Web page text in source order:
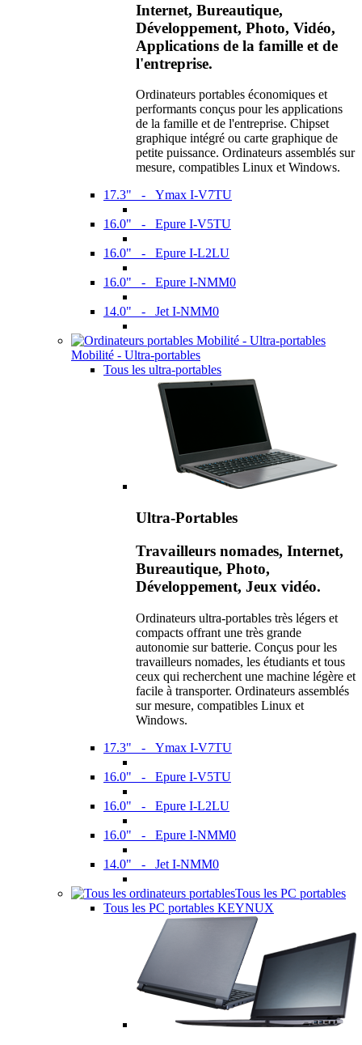
Internet, Bureautique,
Développement, Photo, Vidéo,
Applications de la famille et de
l'entreprise.
Ordinateurs portables économiques et
performants conçus pour les applications
de la famille et de l'entreprise. Chipset
graphique intégré ou carte graphique de
petite puissance. Ordinateurs assemblés sur
mesure, compatibles Linux et Windows.
17.3" - Ymax I-V7TU
16.0" - Epure I-V5TU
16.0" - Epure I-L2LU
16.0" - Epure I-NMM0
14.0" - Jet I-NMM0
Mobilité - Ultra-portables
Tous les ultra-portables
Ultra-Portables
Travailleurs nomades, Internet,
Bureautique, Photo,
Développement, Jeux vidéo.
Ordinateurs ultra-portables très légers et
compacts offrant une très grande
autonomie sur batterie. Conçus pour les
travailleurs nomades, les étudiants et tous
ceux qui recherchent une machine légère et
facile à transporter. Ordinateurs assemblés
sur mesure, compatibles Linux et
Windows.
17.3" - Ymax I-V7TU
16.0" - Epure I-V5TU
16.0" - Epure I-L2LU
16.0" - Epure I-NMM0
14.0" - Jet I-NMM0
Tous les PC portables
Tous les PC portables KEYNUX